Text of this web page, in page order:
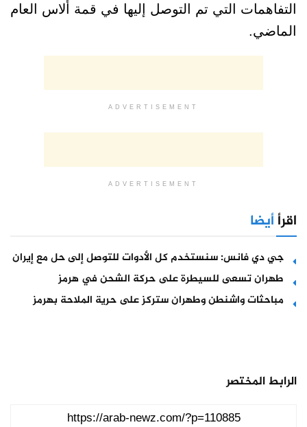
التفاهمات التي تم التوصل إليها في قمة ألاس العام
الماضي.
ADVERTISEMENT
ADVERTISEMENT
اقرأأيضا
جي دي فانس: سنستخدم كل الأدوات للتوصل إلى حل مع إيران
طهران تسعى للسيطرة على حركة الشحن في هرمز
مباحثات واشنطن وطهران ستركز على حرية الملاحة بهرمز
الرابط المختصر